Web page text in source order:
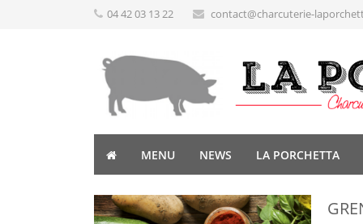
04 42 03 13 22 contact@charcuterie-
MENU NEWS LA PORCHETTA